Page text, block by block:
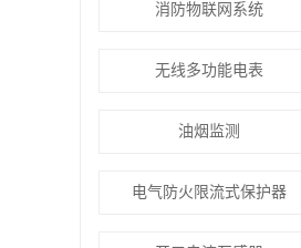
消防物联网系统
无线多功能电表
油烟监测
电气防火限流式保护器